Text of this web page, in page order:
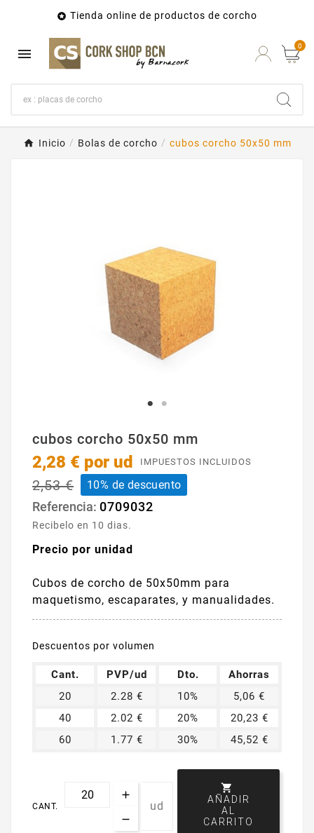
 Tienda online de productos de corcho
 0
Inicio Bolas de corcho cubos corcho 50x50 mm
cubos corcho 50x50 mm
2,28 € por ud IMPUESTOS INCLUIDOS
2,53 € 10% de descuento
Referencia: 0709032
Recibelo en 10 dias.
Precio por unidad
Cubos de corcho de 50x50mm para
maquetismo, escaparates, y manualidades.
Descuentos por volumen
Cant. PVP/ud Dto.
Ahorras
20
2.28 € 10%
5,06 €
40
2.02 € 20%
20,23 €
60
1.77 € 30% 45,52 €
CANT. ud

AÑADIR
AL
CARRITO